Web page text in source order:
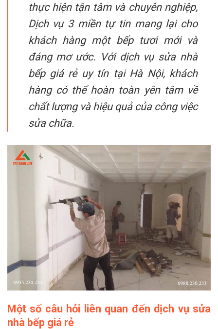
thực hiện tận tâm và chuyên nghiệp,
Dịch vụ 3 miền tự tin mang lại cho
khách hàng một bếp tươi mới và
đáng mơ ước. Với dịch vụ sửa nhà
bếp giá rẻ uy tín tại Hà Nội, khách
hàng có thể hoàn toàn yên tâm về
chất lượng và hiệu quả của công việc
sửa chữa.
Một số câu hỏi liên quan đến dịch vụ sửa
nhà bếp giá rẻ